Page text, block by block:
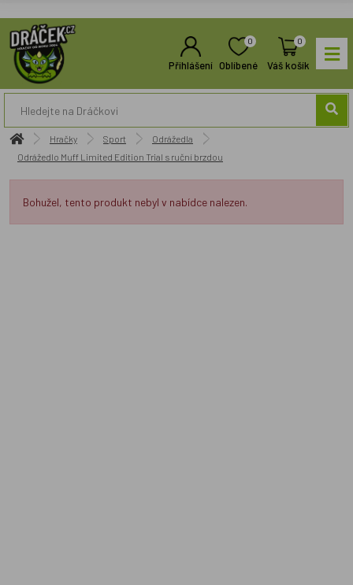
Přihlášení
0
Oblíbené
0
Váš košík
Hračky Sport
Odrážedla
Odrážedlo Muff Limited Edition Trial s ruční brzdou
Bohužel, tento produkt nebyl v nabídce nalezen.